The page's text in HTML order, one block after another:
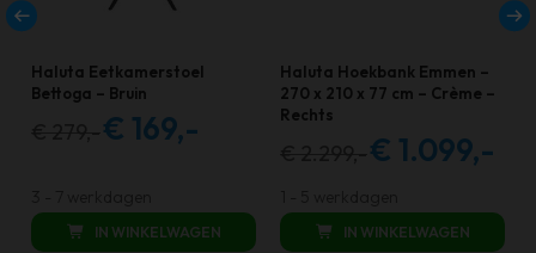
Haluta Eetkamerstoel
Bettoga – Bruin
Oorspronkelijke
€ 169,-
IN WINKELWAGEN
Haluta Hoekbank Emmen –
270 x 210 x 77 cm – Crème –
Rechts
Oorspronkelijke
was:
€ 2.299,00.
€ 1.099,-
is:
€
IN WINKELWAGEN